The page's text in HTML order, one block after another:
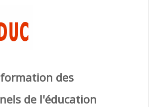
des
de l'éducation